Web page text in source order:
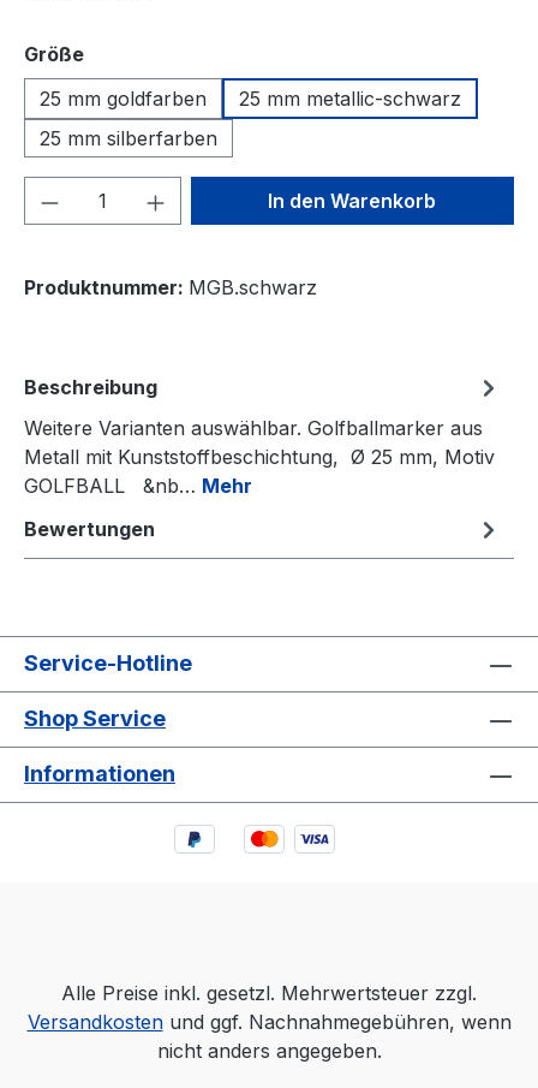
Größeauswählen
25 mm goldfarben
25 mm metallic-schwarz
25 mm silberfarben
Produkt Anzahl: Gib denIn den Warenkorb
Produktnummer: MGB.schwarz
Beschreibung
Weitere Varianten auswählbar. Golfballmarker aus
Metall mit Kunststoffbeschichtung, Ø 25 mm, Motiv
GOLFBALL &nb… Mehr
Bewertungen
Service-Hotline
Shop Service
Informationen
Alle Preise inkl. gesetzl. Mehrwertsteuer zzgl.
Versandkostenund ggf. Nachnahmegebühren, wenn
nicht anders angegeben.